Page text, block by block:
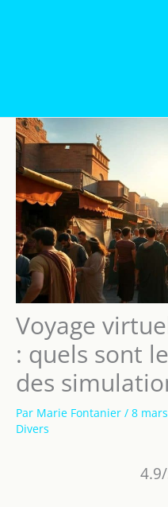
Voyage
: quels sont
des
Par Marie Fontanier / 8
Divers